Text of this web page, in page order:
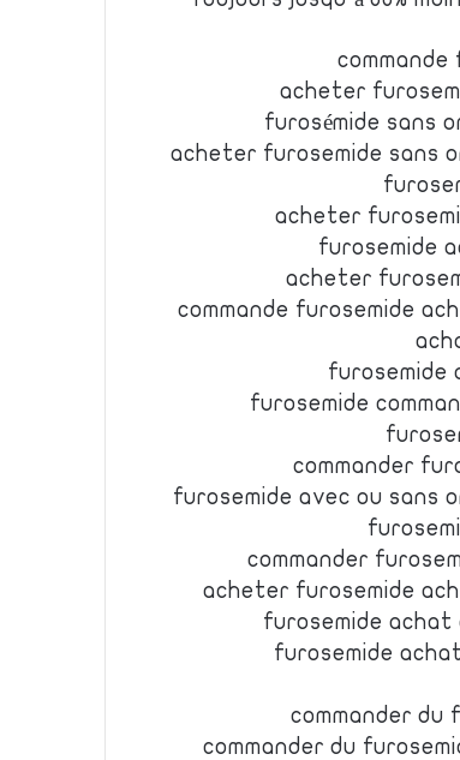
acheter
furosémide sans
acheter furosemide sans
acheter
furosemide
acheter
commande furosemide
furosemide
furosemide
commander
furosemide avec ou sans
commander
acheter furosemide
furosemide achat
furosemide
commander du
commander du